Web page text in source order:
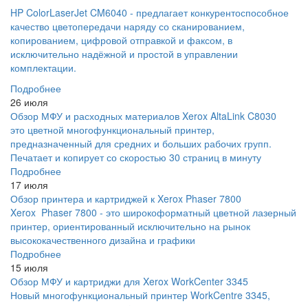
HP ColorLaserJet CM6040 - предлагает конкурентоспособное
качество цветопередачи наряду со сканированием,
копированием, цифровой отправкой и факсом, в
исключительно надёжной и простой в управлении
комплектации.
Подробнее
26 июля
Обзор МФУ и расходных материалов Xerox AltaLink C8030
это цветной многофункциональный принтер,
предназначенный для средних и больших рабочих групп.
Печатает и копирует со скоростью 30 страниц в минуту
Подробнее
17 июля
Обзор принтера и картриджей к Xerox Phaser 7800
Xerox Phaser 7800 - это широкоформатный цветной лазерный
принтер, ориентированный исключительно на рынок
высококачественного дизайна и графики
Подробнее
15 июля
Обзор МФУ и картриджи для Xerox WorkCenter 3345
Новый многофункциональный принтер WorkCentre 3345,